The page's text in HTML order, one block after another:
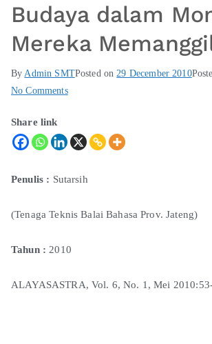
Budaya dalam
Mereka
By Admin SMTPosted on 29 December 2010
No Comments
Share link
Penulis : Sutarsih
(Tenaga Teknis Balai Bahasa Prov. Jateng)
Tahun : 2010
ALAYASASTRA, Vol. 6, No. 1, Mei